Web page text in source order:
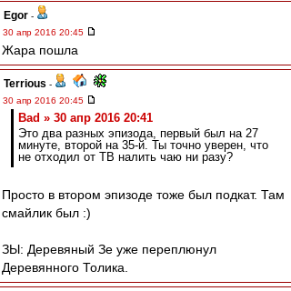
Egor -
30 апр 2016 20:45
Жара пошла
Terrious -
30 апр 2016 20:45
Bad » 30 апр 2016 20:41
Это два разных эпизода, первый был на 27
минуте, второй на 35-й. Ты точно уверен, что
не отходил от ТВ налить чаю ни разу?
Просто в втором эпизоде тоже был подкат. Там
смайлик был :)
ЗЫ: Деревяный Зе уже переплюнул
Деревянного Толика.